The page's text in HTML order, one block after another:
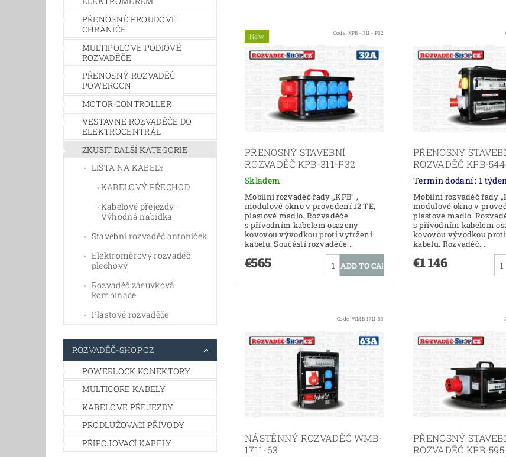
PŘENOSNÉ PROUDOVÉ
CHRÁNIČE
MULTIPOLOVÉ PÓDIOVÉ
ROZVADĚČE
PŘENOSNÝ ROZVADĚČ
POWERCON
MOTOR CONTROLLER
VESTAVNÉ ROZVADĚČE DO
ELEKTROCENTRÁL
ZKUSIT DALŠÍ KATEGORIE
LIŠTA NA KABELY
KABELOVÝ PŘECHOD
Kabelové přejezdy -
Výhodná nabídka
Stavební rozvaděč antoníček
Elektroměrový rozvaděč
plechový
Rozvaděč zásuvková
kombinace
Plastové rozvaděče
ROZVADĚČ-SHOP.CZ
POWERLOCK KONEKTORY
MULTICORE KABELY
KABELOVÉ PŘEJEZDY
PRODLUŽOVACÍ PŘÍVODY
PŘIPOJOVACÍ KABELY
New Code: KPB - 311 - P32
PŘENOSNÝ STAVEBNÍ
ROZVADĚČ KPB-311-P32
Skladem
Mobilní rozvaděč řady „KPB“ ,
modulové okno v provedení 12 TE,
plastové madlo. Rozvaděče
s přívodním kabelem osazeny
kovovou vývodkou proti vytržení
kabelu. Součástí rozvaděče...
€565
PŘENOSNÝ
ROZVADĚČ KPB-
Termin dodaní : 1
Mobilní rozvaděč řady
modulové okno v
plastové madlo.
s přívodním kabelem
kovovou vývodkou
kabelu. Rozvaděč...
€1 146
Code: WMB-1711-63
NÁSTĚNNÝ ROZVADĚČ WMB-
1711-63
PŘENOSNÝ
ROZVADĚČ KPB-